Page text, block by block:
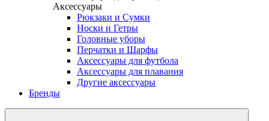
Аксессуары
Рюкзаки и Сумки
Носки и Гетры
Головные уборы
Перчатки и Шарфы
Аксессуары для футбола
Аксессуары для плавания
Другие аксессуары
Бренды